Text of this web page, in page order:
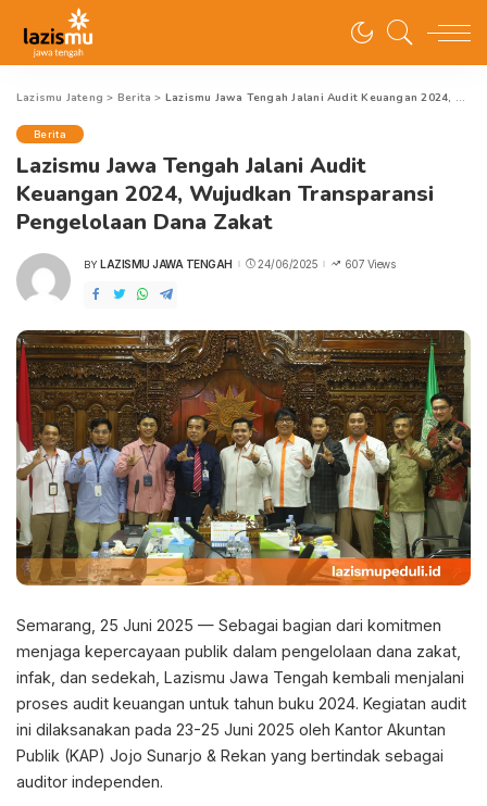
Lazismu Jateng > Berita > Lazismu Jawa Tengah Jalani Audit Keuangan 2024, Wujudkan Transparansi Pengelolaan Dana Zakat
Berita
Lazismu Jawa Tengah Jalani Audit
Keuangan 2024, Wujudkan Transparansi
Pengelolaan Dana Zakat
POSTED
BY LAZISMU JAWA TENGAH 24/06/2025 607 Views
Semarang, 25 Juni 2025 — Sebagai bagian dari komitmen
menjaga kepercayaan publik dalam pengelolaan dana zakat,
infak, dan sedekah, Lazismu Jawa Tengah kembali menjalani
proses audit keuangan untuk tahun buku 2024. Kegiatan audit
ini dilaksanakan pada 23-25 Juni 2025 oleh Kantor Akuntan
Publik (KAP) Jojo Sunarjo & Rekan yang bertindak sebagai
auditor independen.